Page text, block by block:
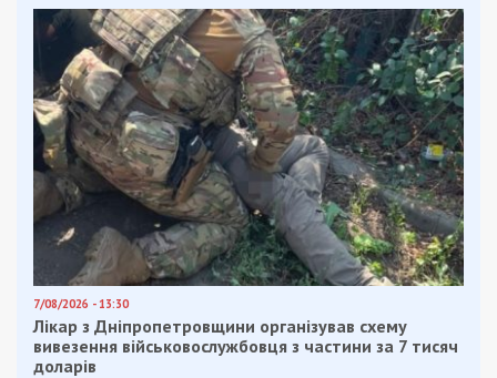
7/08/2026 - 13:30
Лікар з Дніпропетровщини організував схему
вивезення військовослужбовця з частини за 7 тисяч
доларів